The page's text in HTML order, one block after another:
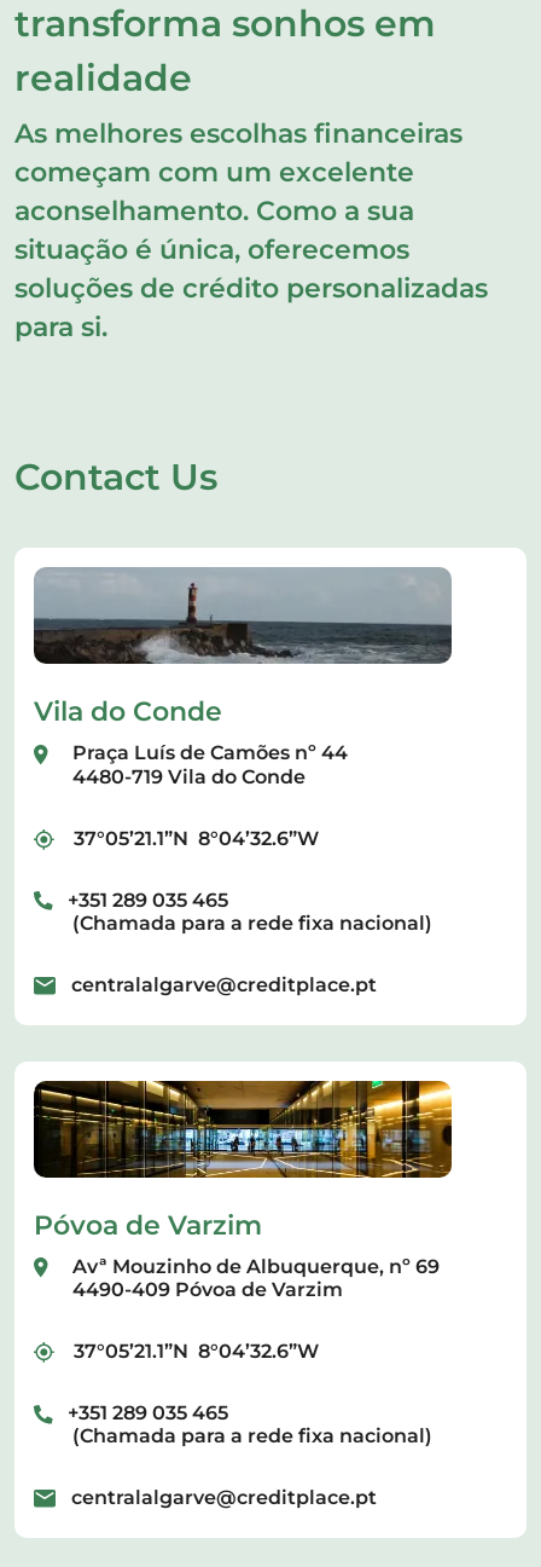
transforma sonhos em
realidade
As melhores escolhas financeiras
começam com um excelente
aconselhamento. Como a sua
situação é única, oferecemos
soluções de crédito personalizadas
para si.
Contact Us
Vila do Conde
Praça Luís de Camões nº 44
4480-719 Vila do Conde
37°05’21.1”N 8°04’32.6”W
+351 289 035 465
(Chamada para a rede fixa nacional)
centralalgarve@creditplace.pt
Póvoa de Varzim
Avª Mouzinho de Albuquerque, nº 69
4490-409 Póvoa de Varzim
37°05’21.1”N 8°04’32.6”W
+351 289 035 465
(Chamada para a rede fixa nacional)
centralalgarve@creditplace.pt